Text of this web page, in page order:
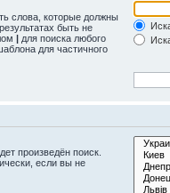
слова, которые должны
быть не
| для поиска любого
для частичного
произведён поиск.
если вы не